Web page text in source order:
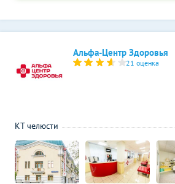
Альфа-Центр Здоровья
21 оценка
КТ челюсти